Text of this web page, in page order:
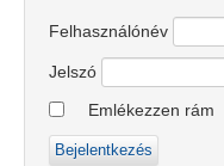
Felhasználónév
Jelszó
Emlékezzen rám